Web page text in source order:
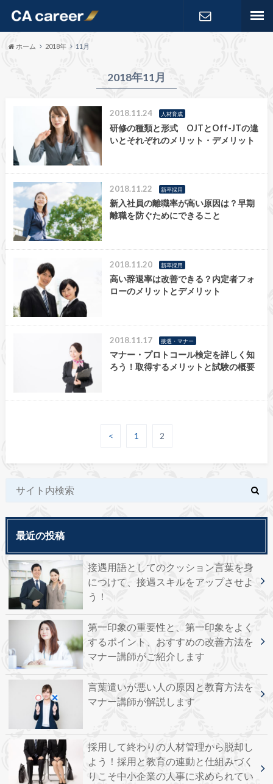
ホーム 2018年 11月
2018年11月
2018.11.24 人材育成
研修の種類と形式 OJTとOff-JTの違
いとそれぞれのメリット・デメリット
2018.11.22 新卒採用
新入社員の離職率が高い原因は？早期
離職を防ぐためにできること
2018.11.20 新卒採用
高い辞退率は改善できる？内定者フォ
ローのメリットとデメリット
2018.11.17 接遇・マナー
マナー・プロトコール検定を詳しく知
ろう！取得するメリットと試験の概要
< 1 2
最近の投稿
接遇用語としてのクッション言葉を身
につけて、接遇スキルをアップさせよ
う！
第一印象の重要性と、第一印象をよく
するポイント、おすすめの改善方法を
マナー講師がご紹介します
言葉遣いが悪い人の原因と教育方法を
マナー講師が解説します
採用して終わりの人材管理から脱却し
よう！採用と教育の連動と仕組みづく
りこそ中小企業の人事に求められてい